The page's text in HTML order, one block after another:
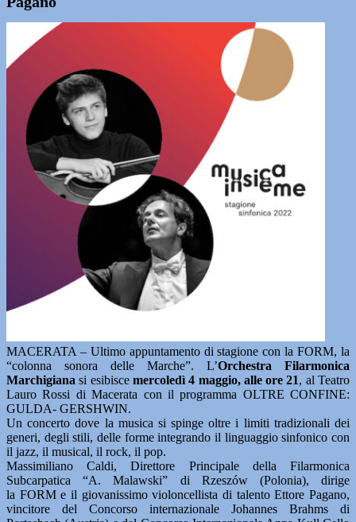
MACERATA – Ultimo appuntamento di stagione con la FORM, la
“colonna sonora delle Marche”. L’Orchestra Filarmonica
Marchigiana si esibisce mercoledì 4 maggio, alle ore 21, al Teatro
Lauro Rossi di Macerata con il programma OLTRE CONFINE:
GULDA- GERSHWIN.
Un concerto dove la musica si spinge oltre i limiti tradizionali dei
generi, degli stili, delle forme integrando il linguaggio sinfonico con
il jazz, il musical, il rock, il pop.
Massimiliano Caldi, Direttore Principale della Filarmonica
Subcarpatica “A. Malawski” di Rzeszów (Polonia), dirige
la FORM e il giovanissimo violoncellista di talento Ettore Pagano,
vincitore del Concorso internazionale Johannes Brahms di